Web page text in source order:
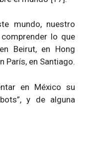
mundo, nuestro
lo que
Beirut, en Hong
París, en Santiago.
en México su
y de alguna